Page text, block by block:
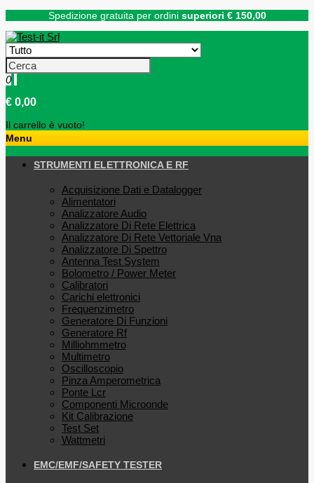
Spedizione gratuita per ordini superiori € 150,00
0
€ 0,00
Il carrello è vuoto!
Menu
STRUMENTI ELETTRONICA E RF
Acquisizione Dati e Datalogger
Alimentatori
Analizzatore Audio
Analizzatore Di Rete Elettrica
Analizzatore Di Rete Vettoriale Vna
Analizzatore Di Spettro
Antenna Test System
Bolometro / Power Meter
Calibratori
Carichi elettronici
Frequenzimetro
Generatore Di Funzioni
Generatore Rf
Milliohmmetro
Multimetro
Oscilloscopio
Pinza Amperometrica
Ponte Lcr
Componenti Microonde
Kit Calibrazione
Test Set
Wattmetri
EMC/EMF/SAFETY TESTER